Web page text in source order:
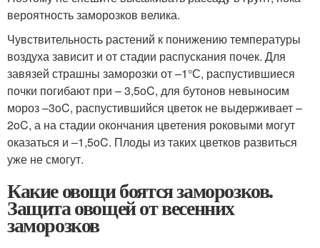
вероятность заморозков велика.
Чувствительность растений к понижению температуры
воздуха зависит и от стадии распускания почек. Для
завязей страшны заморозки от –1°С, распустившиеся
почки погибают при – 3,5oC, для бутонов невыносим
мороз –3oC, распустившийся цветок не выдерживает –
2oC, а на стадии окончания цветения роковыми могут
оказаться и –1,5oC. Плоды из таких цветков развиться
уже не смогут.
Какие овощи боятся заморозков.
Защита овощей от весенних
заморозков